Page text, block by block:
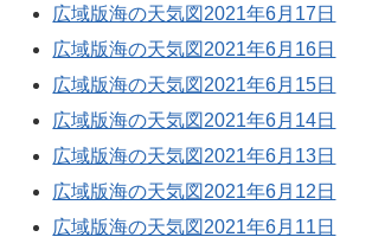
広域版海の天気図2021年6月17日
広域版海の天気図2021年6月16日
広域版海の天気図2021年6月15日
広域版海の天気図2021年6月14日
広域版海の天気図2021年6月13日
広域版海の天気図2021年6月12日
広域版海の天気図2021年6月11日